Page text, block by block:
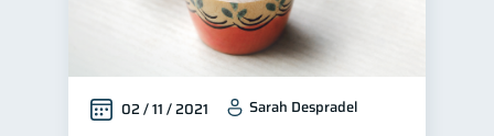
02 / 11 / 2021 Sarah Despradel